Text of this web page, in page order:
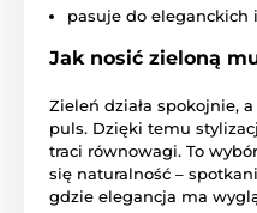
pasuje do
Jak nosić zieloną
Zieleń działa spokojnie,
puls. Dzięki temu
traci równowagi. To
się naturalność –
gdzie elegancja ma